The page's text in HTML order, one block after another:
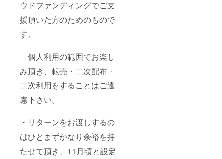
ウドファンディングでご支
援頂いた方のためのもので
す。
個人利用の範囲でお楽し
み頂き、転売・二次配布・
二次利用をすることはご遠
慮下さい。
・リターンをお渡しするの
はひとまずかなり余裕を持
たせて頂き、11月頃と設定